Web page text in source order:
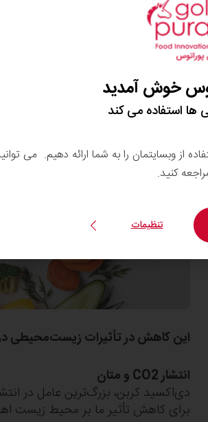
جایگزین کره به نام
بررسی
این بود که:
چربی تخصصی گیاهی مورد
آسیب می‌رساند
این کاهش در تأثیرات زیست‌محیطی
انتشار CO2 و متان
برای کاهش تأثیر ما بر محیط زیست
خوش آمدید
ها استفاده می کند
از وبسایتمان را به شما ارائه دهیم. می
کنید.
تنظیمات